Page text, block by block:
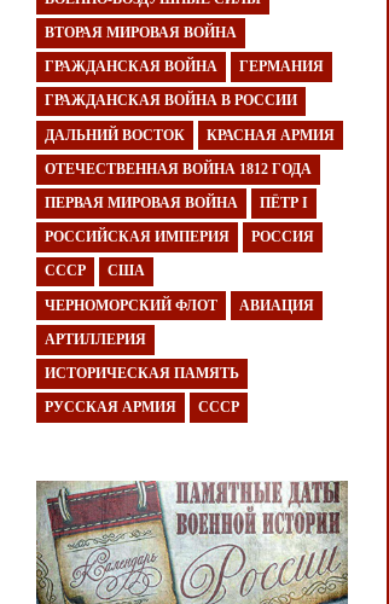
ВТОРАЯ МИРОВАЯ ВОЙНА
ГРАЖДАНСКАЯ ВОЙНА ГЕРМАНИЯ
ГРАЖДАНСКАЯ ВОЙНА В РОССИИ
ДАЛЬНИЙ ВОСТОК КРАСНАЯ АРМИЯ
ОТЕЧЕСТВЕННАЯ ВОЙНА 1812 ГОДА
ПЕРВАЯ МИРОВАЯ ВОЙНА ПЁТР I
РОССИЙСКАЯ ИМПЕРИЯ РОССИЯ
СССР США
ЧЕРНОМОРСКИЙ ФЛОТ АВИАЦИЯ
АРТИЛЛЕРИЯ
ИСТОРИЧЕСКАЯ ПАМЯТЬ
РУССКАЯ АРМИЯ СССР